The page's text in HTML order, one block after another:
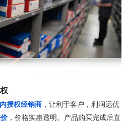
授权经销商 ，让利于客户，利润远优
，价格实惠透明。产品购买完成后直